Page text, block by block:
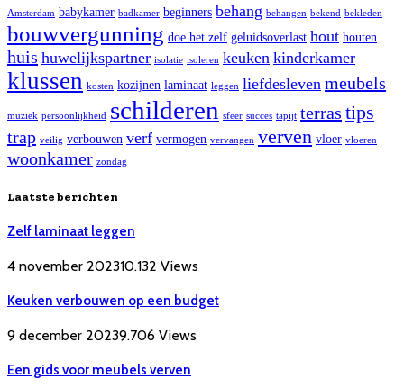
Amsterdam babykamer badkamer beginners behang behangen bekend bekleden
bouwvergunning doe het zelf geluidsoverlast hout houten
huis huwelijkspartner isolatie isoleren keuken kinderkamer
klussen kosten kozijnen laminaat leggen liefdesleven meubels
muziek persoonlijkheid schilderen sfeer succes tapijt terras tips
trap veilig verbouwen verf vermogen vervangen verven vloer vloeren
woonkamer zondag
Laatste berichten
Zelf laminaat leggen
4 november 202310.132 Views
Keuken verbouwen op een budget
9 december 20239.706 Views
Een gids voor meubels verven